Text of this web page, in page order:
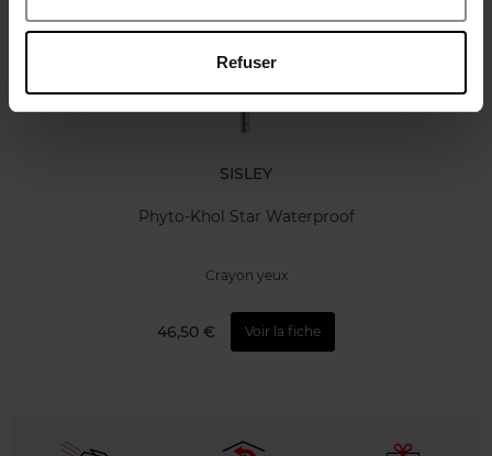
Refuser
SISLEY
Phyto-Khol Star Waterproof
Crayon yeux
46,50 € Voir la fiche